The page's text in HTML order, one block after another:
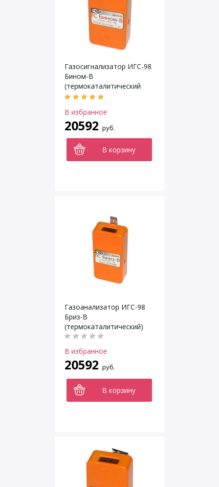
Газосигнализатор ИГС-98
Бином-В
(термокаталитический
сенсор)
В избранное
20592 руб.
В корзину
Газоанализатор ИГС-98
Бриз-В
(термокаталитический)
В избранное
20592 руб.
В корзину